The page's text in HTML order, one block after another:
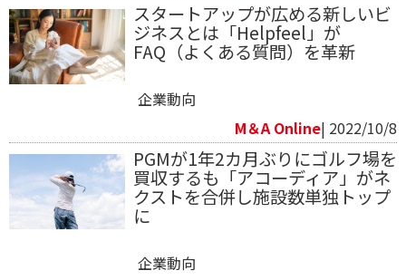
スタートアップが広める新しいビ
ジネスとは「Helpfeel」が
FAQ（よくある質問）を革新
企業動向
M＆A Online| 2022/10/8
PGMが1年2カ月ぶりにゴルフ場を
買収するも「アコーディア」がネ
クストを合併し施設数単独トップ
に
企業動向